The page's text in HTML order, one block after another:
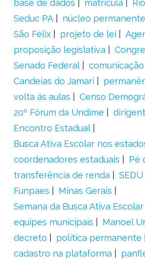
base de dados matrícula
Seduc PA
núcleo permanente
São Félix
projeto de lei
proposição legislativa
Senado Federal
comunicação
Candeias do Jamari
volta ás aulas
Censo
20º Fórum da Undime
Encontro Estadual
Busca Ativa Escolar nos
coordenadores estaduais
Pé
transferência de renda
SEDU
Funpaes
Minas Gerais
Semana da Busca Ativa Escolar
equipes municipais
Manoel
decreto
política permanente
cadastro na plataforma